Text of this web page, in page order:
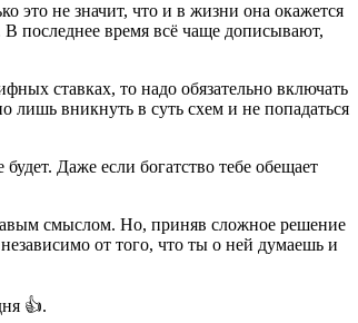
это не значит, что и в жизни она окажется
последнее время всё чаще дописывают,
ставках, то надо обязательно включать
вникнуть в суть схем и не попадаться
Даже если богатство тебе обещает
смыслом. Но, приняв сложное решение
от того, что ты о ней думаешь и
👍.